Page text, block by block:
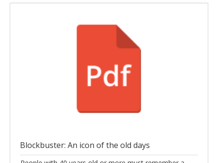
Blockbuster: An icon of the old days